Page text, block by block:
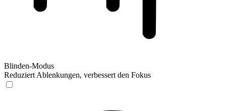
Blinden-Modus
Reduziert Ablenkungen, verbessert den Fokus